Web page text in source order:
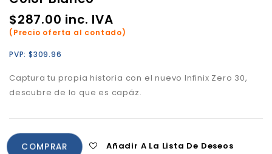
$287.00 inc. IVA
(Precio oferta al contado)
PVP: $309.96
Captura tu propia historia con el nuevo Infinix Zero 30,
descubre de lo que es capáz.
COMPRAR Añadir A La Lista De Deseos